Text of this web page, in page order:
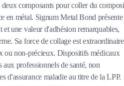
composants pour coller du
en métal. Signum Metal Bond présente
et une valeur d'adhésion remarquables,
Sa force de collage est
ou non-précieux. Dispositifs médicaux
aux professionnels de santé, non
d'assurance maladie au titre de la LPP.